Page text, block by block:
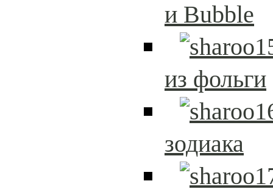
и Bubble
из фольги
зодиака